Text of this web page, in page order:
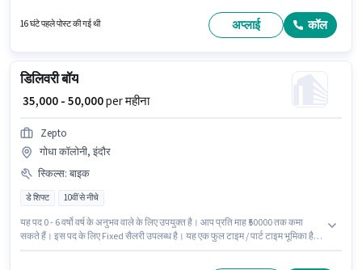
जुड़ें। अंग्रेजी में दक्षता को वरीयता दी जाएगी।
16 घंटे पहले पोस्ट की गई थी अप्लाई कॉल
डिलिवरी बॉय
₹ 35,000 - 50,000per महीना
Zepto
गोधा कॉलोनी, इंदौर
स्किल्स: बाइक
डे शिफ्ट 10वीं से नीचे
यह पद 0 - 6 वर्षो वर्ष के अनुभव वाले के लिए उपयुक्त है। आप प्रति माह ₹50000 तक कमा
सकते हैं। इस पद के लिए Fixed सैलरी उपलब्ध है। यह एक फुल टाइम / पार्ट टाइम भूमिका है,